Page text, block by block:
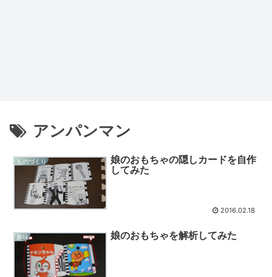
アンパンマン
ものづくり
娘のおもちゃの隠しカードを自作
してみた
2016.02.18
趣味 娘のおもちゃを解析してみた